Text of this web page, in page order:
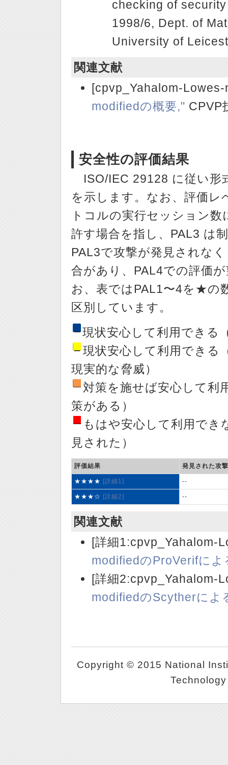
checking of
1998/6, Dept. of
University of
関連文献
[cpvp_Yahalom-
modifiedの概要," CPVP
安全性の評価結果
ISO/IEC 29128 に従い形
を示します。なお、評価レ
トコルの実行セッション
許す場合を指し、PAL3 は
PAL3で攻撃が発見されな
合があり、PAL4での評価
お、表ではPAL1〜4を★の
区別しています。
現状安心して利用できる
現状安心して利用できる
現実的な脅威）
対策を施せば安心して利
策がある）
もはや安心して利用でき
見された）
評価結果 発見された攻撃
★★★★ [詳細1]
★★★☆ [詳細2]
関連文献
[詳細1:cpvp_Yahalom-
modifiedのProVerifに
[詳細2:cpvp_Yahalom-
modifiedのScytherによ
Copyright © 2015 National